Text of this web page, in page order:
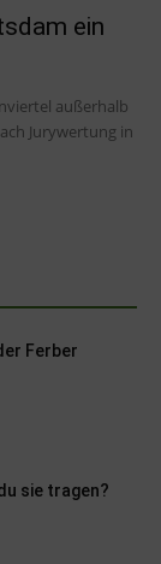
ein
außerhalb
Jurywertung in
Ferber
sie tragen?